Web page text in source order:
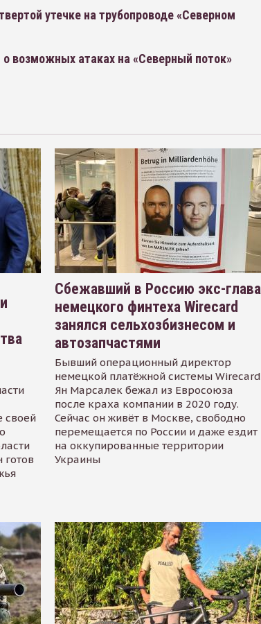
утечке на трубопроводе «Северном
возможных атаках на «Северный поток»
своей
готов
Сбежавший в Россию экс-глава
немецкого финтеха Wirecard
занялся сельхозбизнесом и
автозапчастями
Бывший операционный директор
немецкой платёжной системы Wirecard
Ян Марсалек бежал из Евросоюза
после краха компании в 2020 году.
Сейчас он живёт в Москве, свободно
перемещается по России и даже ездит
на оккупированные территории
Украины